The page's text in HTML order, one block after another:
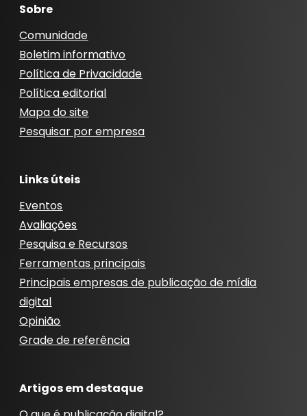
Sobre
Comunidade
Boletim informativo
Política de Privacidade
Política editorial
Mapa do site
Pesquisar por empresa
Links úteis
Eventos
Avaliações
Pesquisa e Recursos
Ferramentas principais
Principais empresas de publicação de mídia
digital
Opinião
Grade de referência
Artigos em destaque